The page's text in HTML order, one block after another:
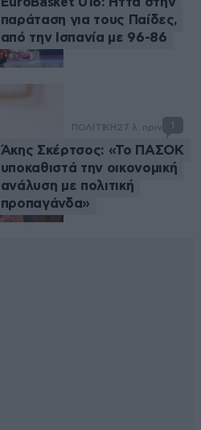
παράταση για τους Παίδες,
από την Ισπανία με 96-86
ΠΟΛΙΤΙΚΗ 27 λ. πριν 1
Άκης Σκέρτσος: «Το ΠΑΣΟΚ
υποκαθιστά την οικονομική
ανάλυση με πολιτική
προπαγάνδα»